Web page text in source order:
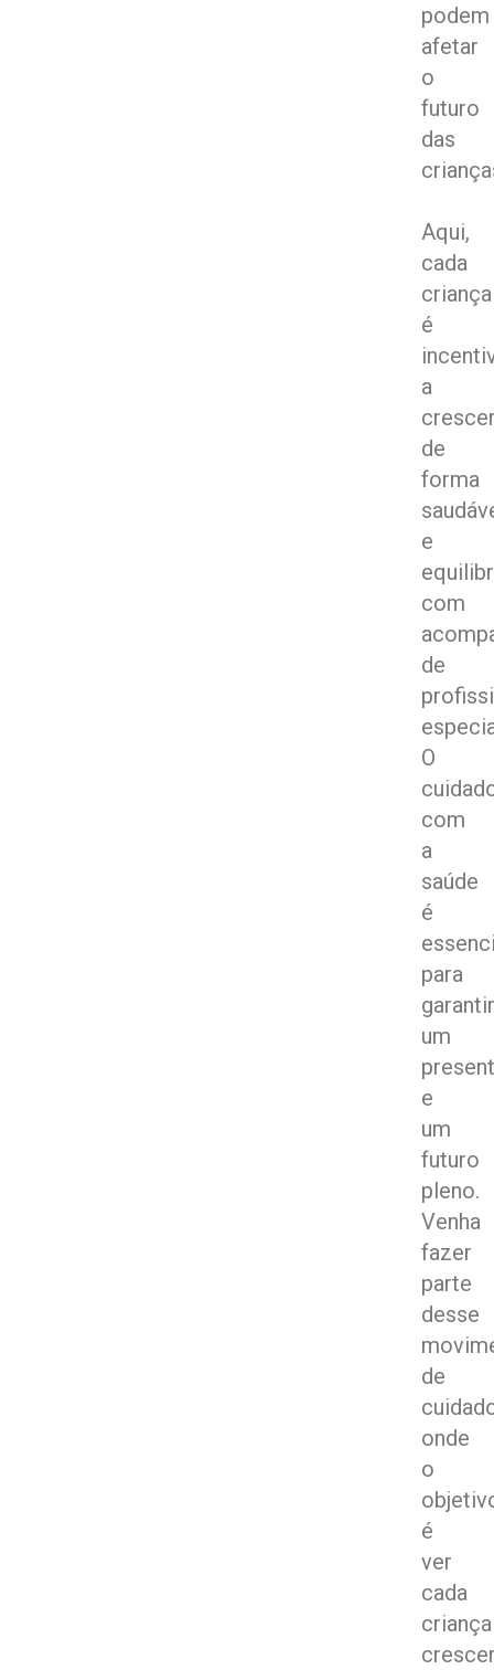
podem
afetar
o
futuro
das
Aqui,
cada
criança
é
a
de
forma
e
com
de
O
com
a
saúde
é
para
um
e
um
futuro
pleno.
Venha
fazer
parte
desse
de
onde
o
é
ver
cada
criança